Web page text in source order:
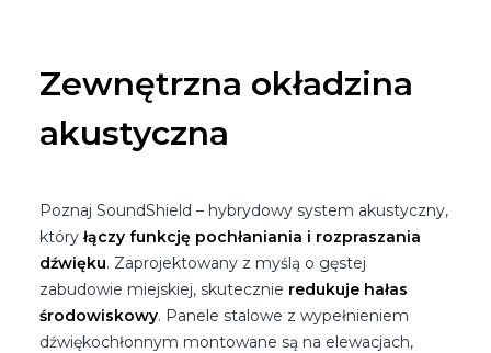
Zewnętrzna okładzina
akustyczna
Poznaj SoundShield – hybrydowy system akustyczny,
który łączy funkcję pochłaniania i rozpraszania
dźwięku. Zaprojektowany z myślą o gęstej
zabudowie miejskiej, skutecznie redukuje hałas
środowiskowy. Panele stalowe z wypełnieniem
dźwiękochłonnym montowane są na elewacjach,